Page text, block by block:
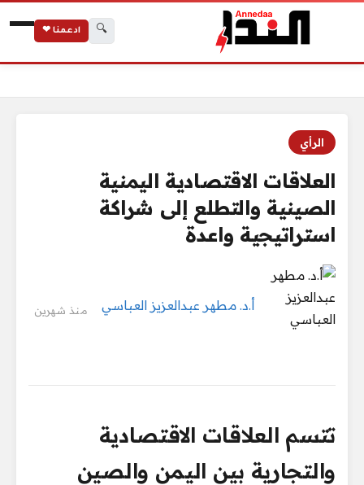
🔍 ادعمنا ❤
الرأي
العلاقات الاقتصادية اليمنية
الصينية والتطلع إلى شراكة
استراتيجية واعدة
أ.د. مطهر عبدالعزيز العباسي منذ شهرين
تتسم العلاقات الاقتصادية
والتجارية بين اليمن والصين